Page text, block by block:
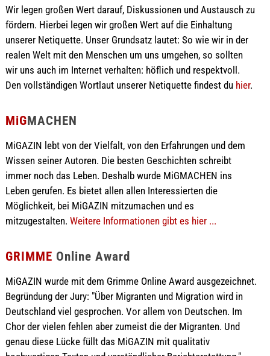
Wir legen großen Wert darauf, Diskussionen und Austausch zu
fördern. Hierbei legen wir großen Wert auf die Einhaltung
unserer Netiquette. Unser Grundsatz lautet: So wie wir in der
realen Welt mit den Menschen um uns umgehen, so sollten
wir uns auch im Internet verhalten: höflich und respektvoll.
Den vollständigen Wortlaut unserer Netiquette findest du hier.
MiGMACHEN
MiGAZIN lebt von der Vielfalt, von den Erfahrungen und dem
Wissen seiner Autoren. Die besten Geschichten schreibt
immer noch das Leben. Deshalb wurde MiGMACHEN ins
Leben gerufen. Es bietet allen allen Interessierten die
Möglichkeit, bei MiGAZIN mitzumachen und es
mitzugestalten. Weitere Informationen gibt es hier ...
GRIMME Online Award
MiGAZIN wurde mit dem Grimme Online Award ausgezeichnet.
Begründung der Jury: "Über Migranten und Migration wird in
Deutschland viel gesprochen. Vor allem von Deutschen. Im
Chor der vielen fehlen aber zumeist die der Migranten. Und
genau diese Lücke füllt das MiGAZIN mit qualitativ